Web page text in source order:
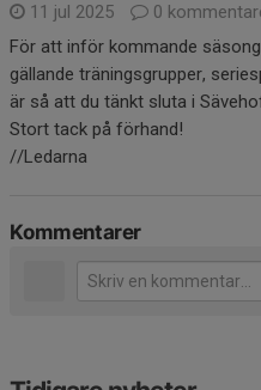
11 jul 2025
0
För att inför kommande
gällande träningsgrupper,
är så att du tänkt sluta i
Stort tack på förhand!
//Ledarna
Kommentarer